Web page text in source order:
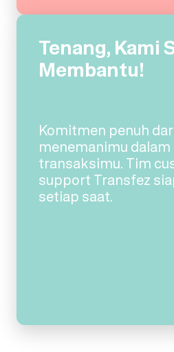
Tenang, Kami
Membantu!
Komitmen penuh
menemanimu
transaksimu. Tim
support Transfez
setiap saat.